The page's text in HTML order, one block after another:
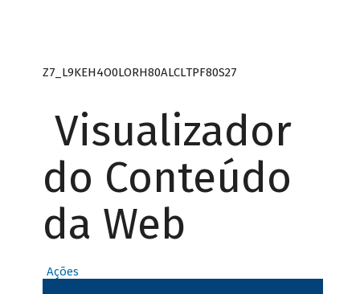
Z7_L9KEH4O0LORH80ALCLTPF80S27
Visualizador
do Conteúdo
da Web
Ações